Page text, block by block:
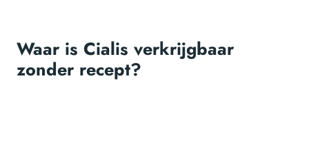
Waar is Cialis verkrijgbaar
zonder recept?